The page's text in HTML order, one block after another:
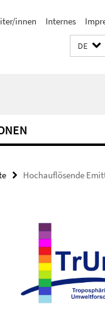
innen Internes
DE
Hochauflösende